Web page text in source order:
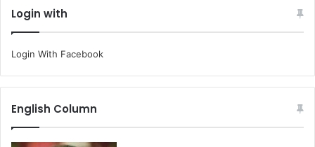
Login with
Login With Facebook
English Column